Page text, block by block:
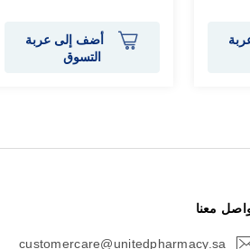
أضف إلى عربة
التسوق
معنا
customercare@unitedpharmacy.sa